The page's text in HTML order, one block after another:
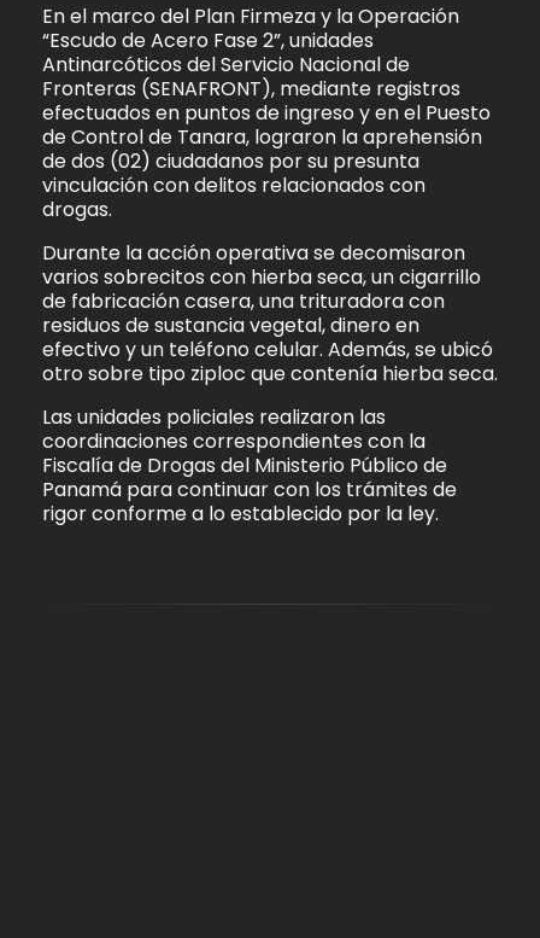
En el marco del Plan Firmeza y la Operación
“Escudo de Acero Fase 2”, unidades
Antinarcóticos del Servicio Nacional de
Fronteras (SENAFRONT), mediante registros
efectuados en puntos de ingreso y en el Puesto
de Control de Tanara, lograron la aprehensión
de dos (02) ciudadanos por su presunta
vinculación con delitos relacionados con
drogas.
Durante la acción operativa se decomisaron
varios sobrecitos con hierba seca, un cigarrillo
de fabricación casera, una trituradora con
residuos de sustancia vegetal, dinero en
efectivo y un teléfono celular. Además, se ubicó
otro sobre tipo ziploc que contenía hierba seca.
Las unidades policiales realizaron las
coordinaciones correspondientes con la
Fiscalía de Drogas del Ministerio Público de
Panamá para continuar con los trámites de
rigor conforme a lo establecido por la ley.